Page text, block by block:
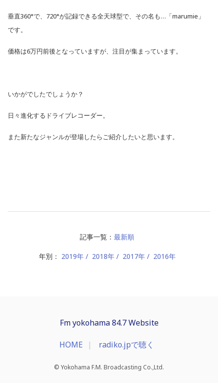
垂直360°で、720°が記録できる全天球型で、その名も…「marumie」
です。
価格は6万円前後となっていますが、注目が集まっています。
いかがでしたでしょうか？
日々進化するドライブレコーダー。
また新たなジャンルが登場したらご紹介したいと思います。
記事一覧： 最新順
年別： 2019年 2018年 2017年 2016年
Fm yokohama 84.7 Website
HOME radiko.jpで聴く
© Yokohama F.M. Broadcasting Co.,Ltd.